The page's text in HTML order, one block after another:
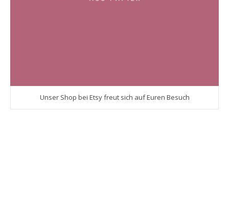
Unser Shop bei Etsy freut sich auf Euren Besuch